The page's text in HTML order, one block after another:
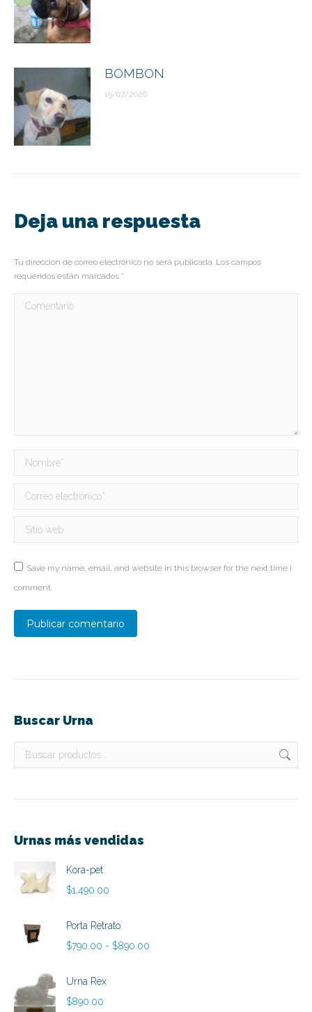
BOMBON
15/07/2026
Deja una respuesta
Tu dirección de correo electrónico no será publicada. Los campos
requeridos están marcados *
Comentario
Nombre *
Correo electrónico *
Sitio web
Save my name, email, and website in this browser for the next time I
comment.
Publicar comentario
Buscar Urna
Urnas más vendidas
Kora-pet
$1,490.00
Porta Retrato
$790.00 - $890.00
Urna Rex
$890.00